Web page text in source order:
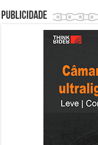
Publicidade